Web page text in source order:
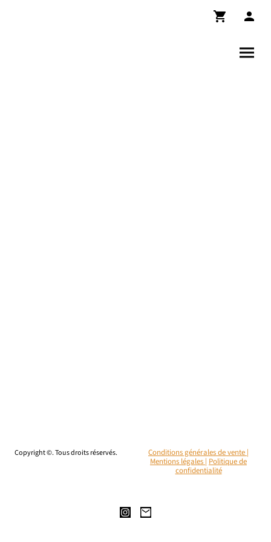
Copyright ©. Tous droits réservés.
Conditions générales de vente |
Mentions légales | Politique de
confidentialité